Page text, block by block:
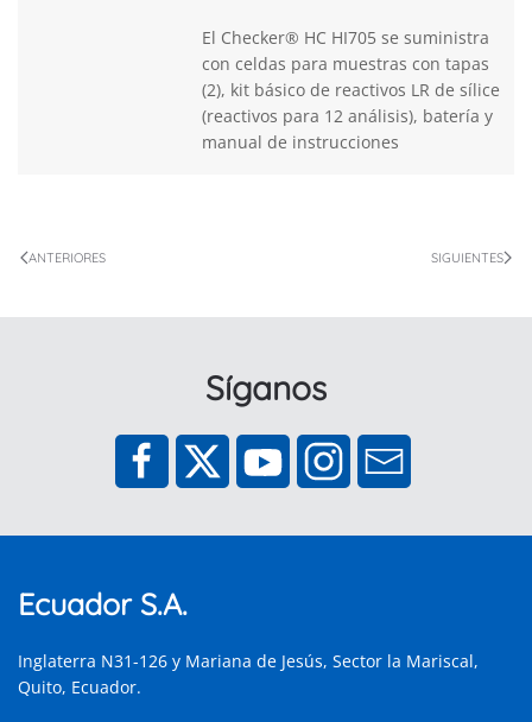
El Checker® HC HI705 se suministra
con celdas para muestras con tapas
(2), kit básico de reactivos LR de sílice
(reactivos para 12 análisis), batería y
manual de instrucciones
ANTERIORES SIGUIENTES
Síganos
Ecuador S.A.
Inglaterra N31-126 y Mariana de Jesús, Sector la Mariscal,
Quito, Ecuador.